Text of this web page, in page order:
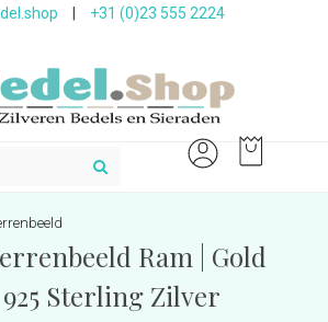
+31 (0)23 555 2224
Ram | Gold
Sterling Zilver